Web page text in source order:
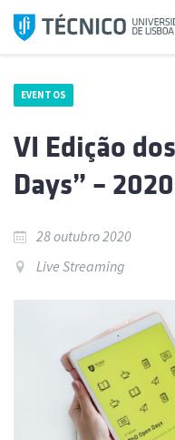
Saltar
para
EVENTOS
VI Edição
Days” – 2020
28 outubro 2020
Live Streaming